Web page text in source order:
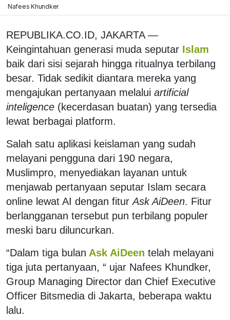
Nafees Khundker
REPUBLIKA.CO.ID, JAKARTA —
Keingintahuan generasi muda seputar Islam
baik dari sisi sejarah hingga ritualnya terbilang
besar. Tidak sedikit diantara mereka yang
mengajukan pertanyaan melalui artificial
inteligence (kecerdasan buatan) yang tersedia
lewat berbagai platform.
Salah satu aplikasi keislaman yang sudah
melayani pengguna dari 190 negara,
Muslimpro, menyediakan layanan untuk
menjawab pertanyaan seputar Islam secara
online lewat AI dengan fiturAsk AiDeen. Fitur
berlangganan tersebut pun terbilang populer
meski baru diluncurkan.
“Dalam tiga bulan Ask AiDeen telah melayani
tiga juta pertanyaan, “ ujar Nafees Khundker,
Group Managing Director dan Chief Executive
Officer Bitsmedia di Jakarta, beberapa waktu
lalu.